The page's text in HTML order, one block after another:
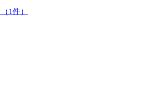
（1件）